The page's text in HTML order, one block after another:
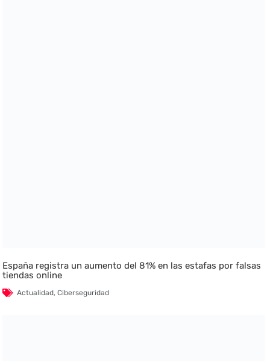
España registra un aumento del 81% en las estafas por falsas
tiendas online
Actualidad,Ciberseguridad